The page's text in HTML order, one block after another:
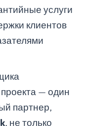
услуги
клиентов
— один
партнер,
, не только